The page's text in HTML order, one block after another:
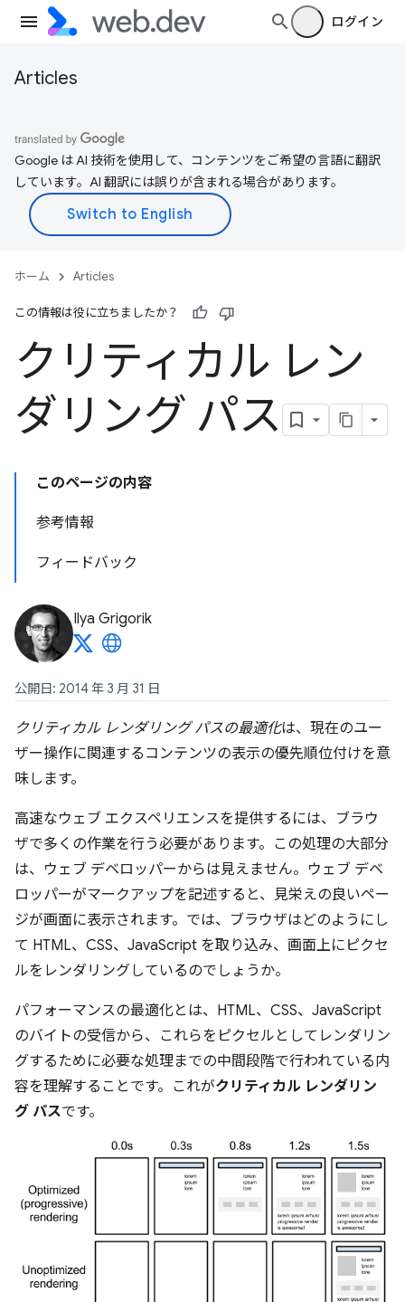
ログイン
Articles
Google は AI 技術を使用して、コンテンツをご希望の言語に翻訳
しています。AI 翻訳には誤りが含まれる場合があります。
ホーム Articles
この情報は役に立ちましたか？
クリティカル レン
ダリング パス
このページの内容
参考情報
フィードバック
Ilya Grigorik
公開日: 2014 年 3 月 31 日
クリティカル レンダリング パスの最適化は、現在のユー
ザー操作に関連するコンテンツの表示の優先順位付けを意
味します。
高速なウェブ エクスペリエンスを提供するには、ブラウ
ザで多くの作業を行う必要があります。この処理の大部分
は、ウェブ デベロッパーからは見えません。ウェブ デベ
ロッパーがマークアップを記述すると、見栄えの良いペー
ジが画面に表示されます。では、ブラウザはどのようにし
て HTML、CSS、JavaScript を取り込み、画面上にピクセ
ルをレンダリングしているのでしょうか。
パフォーマンスの最適化とは、HTML、CSS、JavaScript
のバイトの受信から、これらをピクセルとしてレンダリン
グするために必要な処理までの中間段階で行われている内
容を理解することです。これがクリティカル レンダリン
グ パスです。